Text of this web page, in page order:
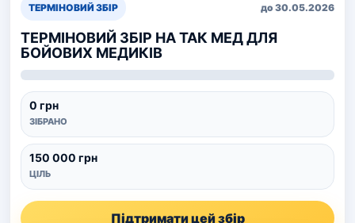
ТЕРМІНОВИЙ ЗБІР до 30.05.2026
ТЕРМІНОВИЙ ЗБІР НА ТАК МЕД ДЛЯ
БОЙОВИХ МЕДИКІВ
0 грн
ЗІБРАНО
150 000 грн
ЦІЛЬ
Підтримати цей збір